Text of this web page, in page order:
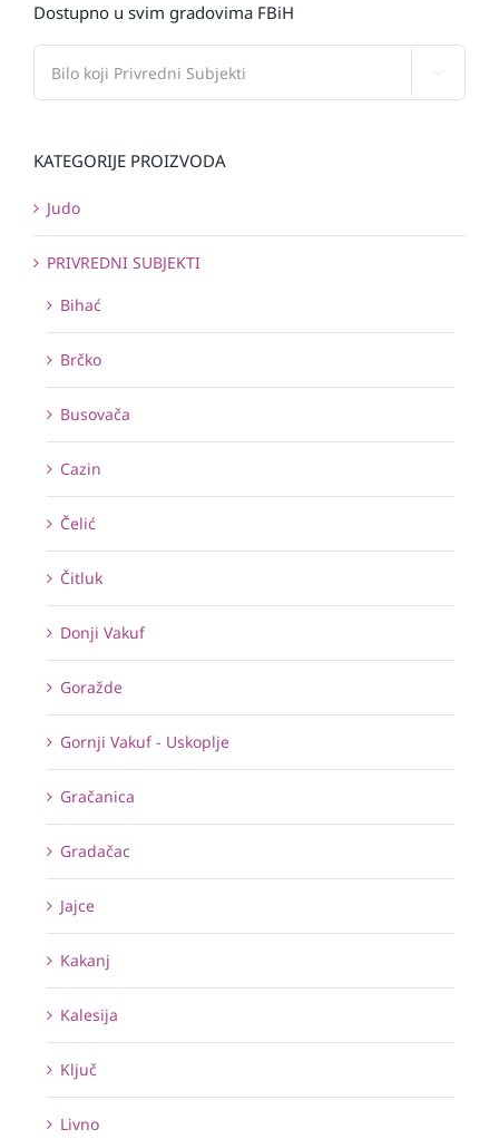
Dostupno u svim gradovima FBiH
KATEGORIJE PROIZVODA
Judo
PRIVREDNI SUBJEKTI
Bihać
Brčko
Busovača
Cazin
Čelić
Čitluk
Donji Vakuf
Goražde
Gornji Vakuf - Uskoplje
Gračanica
Gradačac
Jajce
Kakanj
Kalesija
Ključ
Livno